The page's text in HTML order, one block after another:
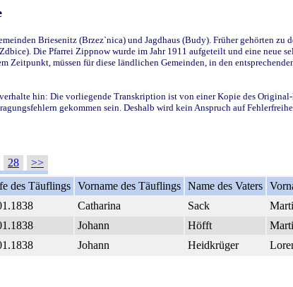
Briesenitz (Brzez`nica) und Jagdhaus (Budy). Früher gehörten zu
Die Pfarrei Zippnow wurde im Jahr 1911 aufgeteilt und eine neue
müssen für diese ländlichen Gemeinden, in den
hin: Die vorliegende Transkription ist von einer Kopie des
gekommen sein. Deshalb wird kein Anspruch auf
28
>>
des Täuflings Vorname des Täuflings Name des Vaters
Catharina Sack
Johann Höfft
Johann Heidkrüger